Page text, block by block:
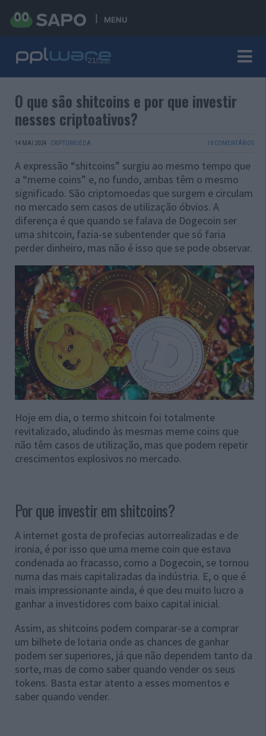
MENU
O que são shitcoins e por que investir
nesses criptoativos?
14 MAI 2024 · CRIPTOMOEDA 10 COMENTÁRIOS
A expressão “shitcoins” surgiu ao mesmo tempo que
a “meme coins” e, no fundo, ambas têm o mesmo
significado. São criptomoedas que surgem e circulam
no mercado sem casos de utilização óbvios. A
diferença é que quando se falava de Dogecoin ser
uma shitcoin, fazia-se subentender que só faria
perder dinheiro, mas não é isso que se pode observar.
Hoje em dia, o termo shitcoin foi totalmente
revitalizado, aludindo às mesmas meme coins que
não têm casos de utilização, mas que podem repetir
crescimentos explosivos no mercado.
Por que investir em shitcoins?
A internet gosta de profecias autorrealizadas e de
ironia, é por isso que uma meme coin que estava
condenada ao fracasso, como a Dogecoin, se tornou
numa das mais capitalizadas da indústria. E, o que é
mais impressionante ainda, é que deu muito lucro a
ganhar a investidores com baixo capital inicial.
Assim, as shitcoins podem comparar-se a comprar
um bilhete de lotaria onde as chances de ganhar
podem ser superiores, já que não dependem tanto da
sorte, mas de como saber quando vender os seus
tokens. Basta estar atento a esses momentos e
saber quando vender.